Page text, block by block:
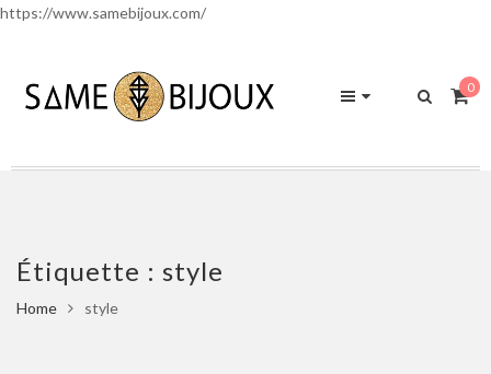
https://www.samebijoux.com/
0
Étiquette : style
Home style